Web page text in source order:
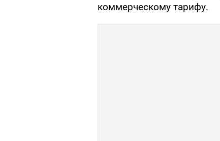
коммерческому тарифу.